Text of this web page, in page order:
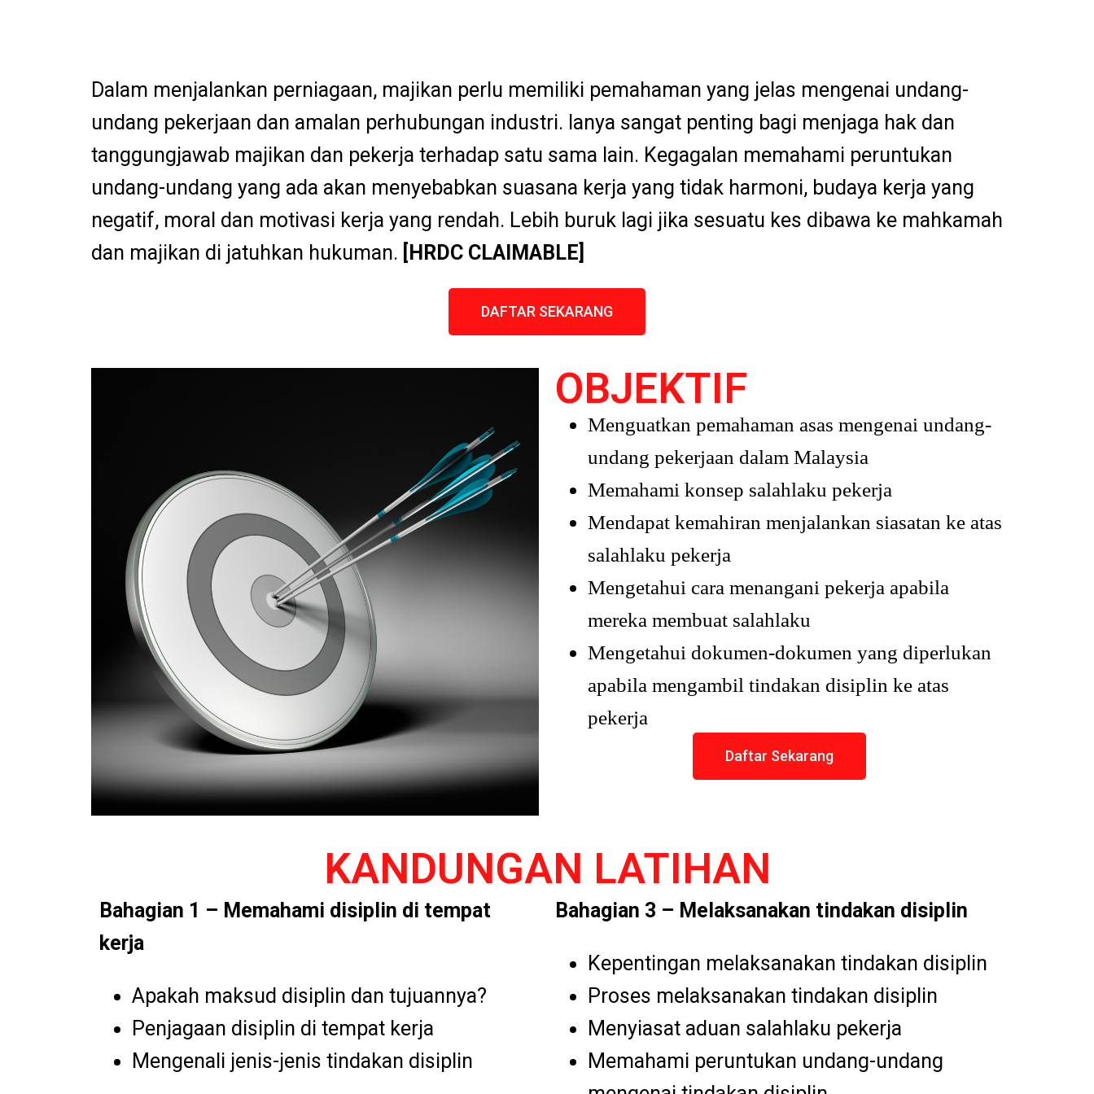
Dalam menjalankan perniagaan, majikan perlu memiliki pemahaman yang jelas mengenai undang-
undang pekerjaan dan amalan perhubungan industri. Ianya sangat penting bagi menjaga hak dan
tanggungjawab majikan dan pekerja terhadap satu sama lain. Kegagalan memahami peruntukan
undang-undang yang ada akan menyebabkan suasana kerja yang tidak harmoni, budaya kerja yang
negatif, moral dan motivasi kerja yang rendah. Lebih buruk lagi jika sesuatu kes dibawa ke mahkamah
dan majikan di jatuhkan hukuman.
[HRDC CLAIMABLE]
DAFTAR SEKARANG
OBJEKTIF
Menguatkan pemahaman asas mengenai undang-
undang pekerjaan dalam Malaysia
Memahami konsep salahlaku pekerja
Mendapat kemahiran menjalankan siasatan ke atas
salahlaku pekerja
Mengetahui cara menangani pekerja apabila
mereka membuat salahlaku
Mengetahui dokumen-dokumen yang diperlukan
apabila mengambil tindakan disiplin ke atas
pekerja
Daftar Sekarang
KANDUNGAN LATIHAN
Bahagian 1 – Memahami disiplin di tempat
kerja
Apakah maksud disiplin dan tujuannya?
Penjagaan disiplin di tempat kerja
Mengenali jenis-jenis tindakan disiplin
Bahagian 3 – Melaksanakan tindakan disiplin
Kepentingan melaksanakan tindakan disiplin
Proses melaksanakan tindakan disiplin
Menyiasat aduan salahlaku pekerja
Memahami peruntukan undang-undang